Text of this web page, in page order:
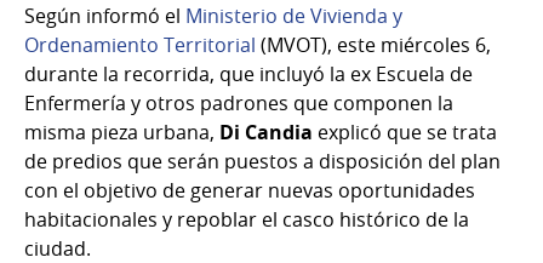
Según informó el Ministerio de Vivienda y
Ordenamiento Territorial (MVOT), este miércoles 6,
durante la recorrida, que incluyó la ex Escuela de
Enfermería y otros padrones que componen la
misma pieza urbana, Di Candia explicó que se trata
de predios que serán puestos a disposición del plan
con el objetivo de generar nuevas oportunidades
habitacionales y repoblar el casco histórico de la
ciudad.